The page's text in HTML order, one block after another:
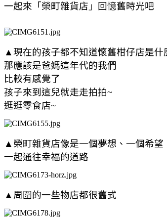
一起來 「榮町雜貨店」 回憶舊時光吧
▲現在的孩子都不知道懷舊柑仔店是什
那應該是爸媽這年代的我們
比較有感覺了
孩子來到這兒就走走拍拍~
逛逛零食店~
▲榮町雜貨店像是一個夢想、一個希望
一起通往幸福的道路
▲周圍的一些物店都很舊式